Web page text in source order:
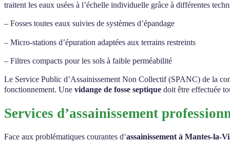
traitent les eaux usées à l’échelle individuelle grâce à différentes
– Fosses toutes eaux suivies de systèmes d’épandage
– Micro-stations d’épuration adaptées aux terrains restreints
– Filtres compacts pour les sols à faible perméabilité
Le Service Public d’Assainissement Non Collectif (SPANC) de la
fonctionnement. Une vidange de fosse septique doit être effectuée
Services d’assainissement
Face aux problématiques courantes d’assainissement à Mantes-la-